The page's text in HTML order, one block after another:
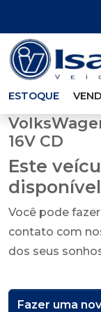
ESTOQUE
16V CD
Este
Você pode
contato com
dos seus
Fazer uma